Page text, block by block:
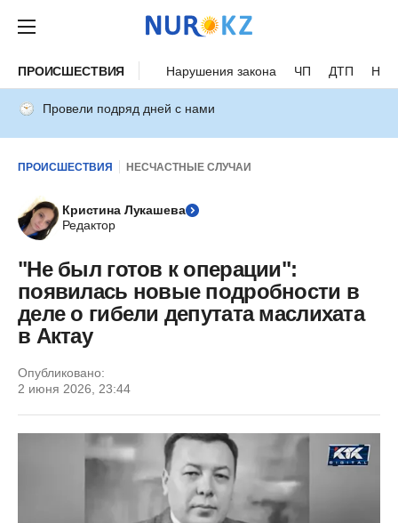
ПРОИСШЕСТВИЯ Нарушения закона ЧП ДТП
Провели подряд дней с нами
ПРОИСШЕСТВИЯ НЕСЧАСТНЫЕ СЛУЧАИ
Кристина Лукашева
Редактор
"Не был готов к операции":
появилась новые подробности в
деле о гибели депутата маслихата
в Актау
Опубликовано:
2 июня 2026, 23:44